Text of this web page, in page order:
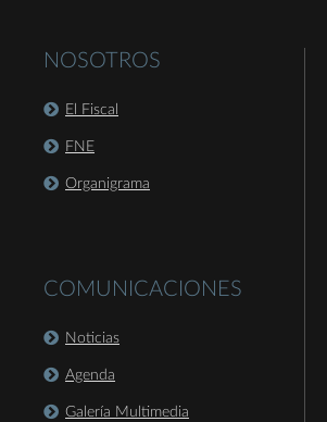
NOSOTROS
El Fiscal
FNE
Organigrama
COMUNICACIONES
Noticias
Agenda
Galería Multimedia